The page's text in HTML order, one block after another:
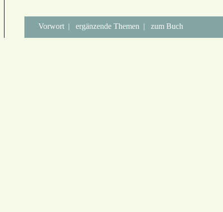
Vorwort | ergänzende Themen | zum Buch